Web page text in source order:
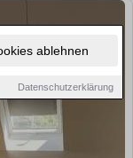
ablehnen
Datenschutzerklärung